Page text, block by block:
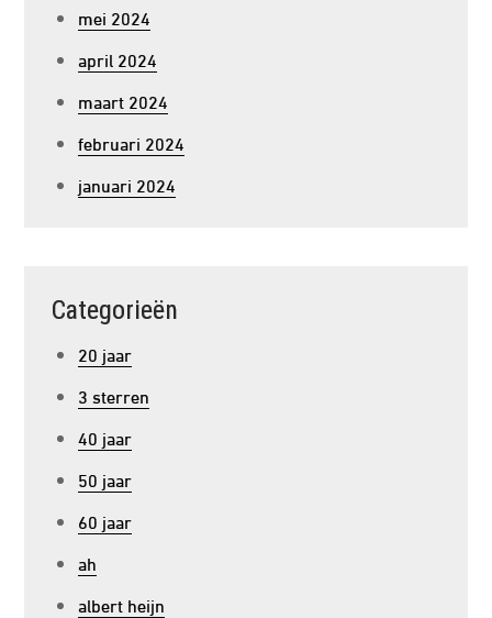
mei 2024
april 2024
maart 2024
februari 2024
januari 2024
Categorieën
20 jaar
3 sterren
40 jaar
50 jaar
60 jaar
ah
albert heijn